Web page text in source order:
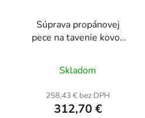
Súprava propánovej
pece na tavenie kovov
kliešťami, dvojitý horák
Skladom
258,43 € bez DPH
312,70 €